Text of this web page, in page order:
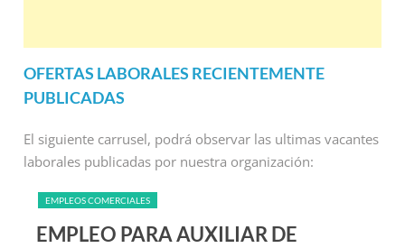
OFERTAS LABORALES RECIENTEMENTE
PUBLICADAS
El siguiente carrusel, podrá observar las ultimas vacantes
laborales publicadas por nuestra organización:
EMPLEOS COMERCIALES
EMPLEO PARA AUXILIAR DE